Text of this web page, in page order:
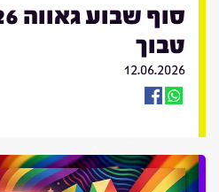
טבוך
12.06.2026